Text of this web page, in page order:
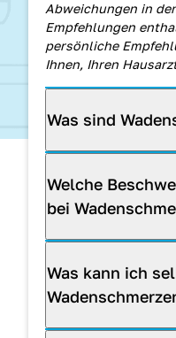
Abweichungen in
Empfehlungen
persönliche
Ihnen, Ihren
Was sind
Welche
bei
Was kann ich